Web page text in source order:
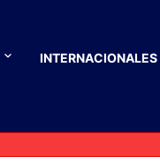
INTERNACIONALES